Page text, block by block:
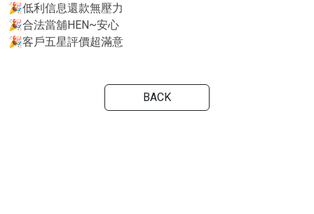
🎉低利信息還款無壓力
🎉合法當舖HEN~安心
🎉客戶五星評價超滿意
BACK